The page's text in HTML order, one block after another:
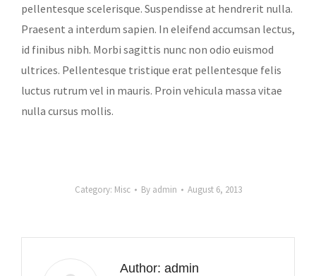
pellentesque scelerisque. Suspendisse at hendrerit nulla.
Praesent a interdum sapien. In eleifend accumsan lectus,
id finibus nibh. Morbi sagittis nunc non odio euismod
ultrices. Pellentesque tristique erat pellentesque felis
luctus rutrum vel in mauris. Proin vehicula massa vitae
nulla cursus mollis.
Category: Misc By admin August 6, 2013
Author: admin